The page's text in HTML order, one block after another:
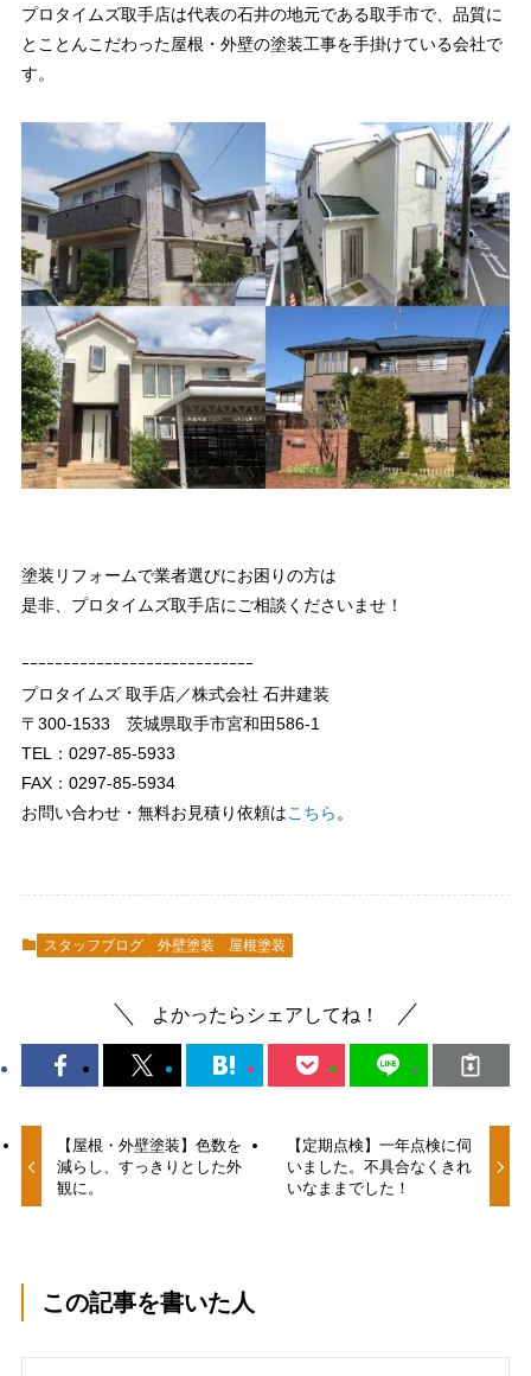
プロタイムズ取手店は代表の石井の地元である取手市で、品質に
とことんこだわった屋根・外壁の塗装工事を手掛けている会社で
す。
塗装リフォームで業者選びにお困りの方は
是非、プロタイムズ取手店にご相談くださいませ！
ｰｰｰｰｰｰｰｰｰｰｰｰｰｰｰｰｰｰｰｰｰｰｰｰｰｰｰｰ
プロタイムズ 取手店／株式会社 石井建装
〒300-1533 茨城県取手市宮和田586-1
TEL：0297-85-5933
FAX：0297-85-5934
お問い合わせ・無料お見積り依頼はこちら 。
スタッフブログ 外壁塗装 屋根塗装
よかったらシェアしてね！
【屋根・外壁塗装】色数を
減らし、すっきりとした外
観に。
【定期点検】一年点検に伺
いました。不具合なくきれ
いなままでした！
この記事を書いた人